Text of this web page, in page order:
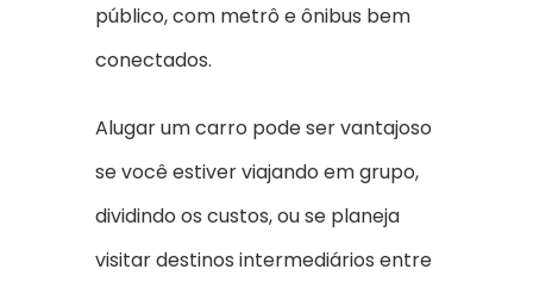
público, com metrô e ônibus bem
conectados.
Alugar um carro pode ser vantajoso
se você estiver viajando em grupo,
dividindo os custos, ou se planeja
visitar destinos intermediários entre